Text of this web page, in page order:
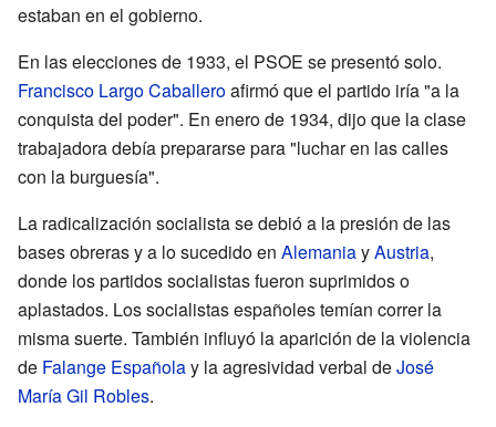
estaban en el gobierno.
En las elecciones de 1933, el PSOE se presentó solo.
Francisco Largo Caballeroafirmó que el partido iría "a la
conquista del poder". En enero de 1934, dijo que la clase
trabajadora debía prepararse para "luchar en las calles
con la burguesía".
La radicalización socialista se debió a la presión de las
bases obreras y a lo sucedido en AlemaniayAustria,
donde los partidos socialistas fueron suprimidos o
aplastados. Los socialistas españoles temían correr la
misma suerte. También influyó la aparición de la violencia
de Falange Españolay la agresividad verbal deJosé
María Gil Robles.